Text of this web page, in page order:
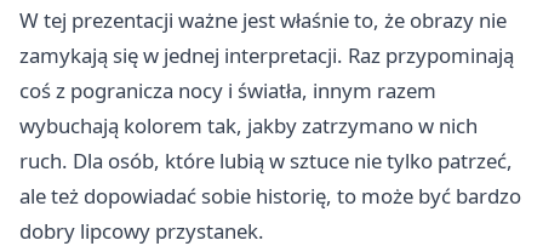
W tej prezentacji ważne jest właśnie to, że obrazy nie
zamykają się w jednej interpretacji. Raz przypominają
coś z pogranicza nocy i światła, innym razem
wybuchają kolorem tak, jakby zatrzymano w nich
ruch. Dla osób, które lubią w sztuce nie tylko patrzeć,
ale też dopowiadać sobie historię, to może być bardzo
dobry lipcowy przystanek.